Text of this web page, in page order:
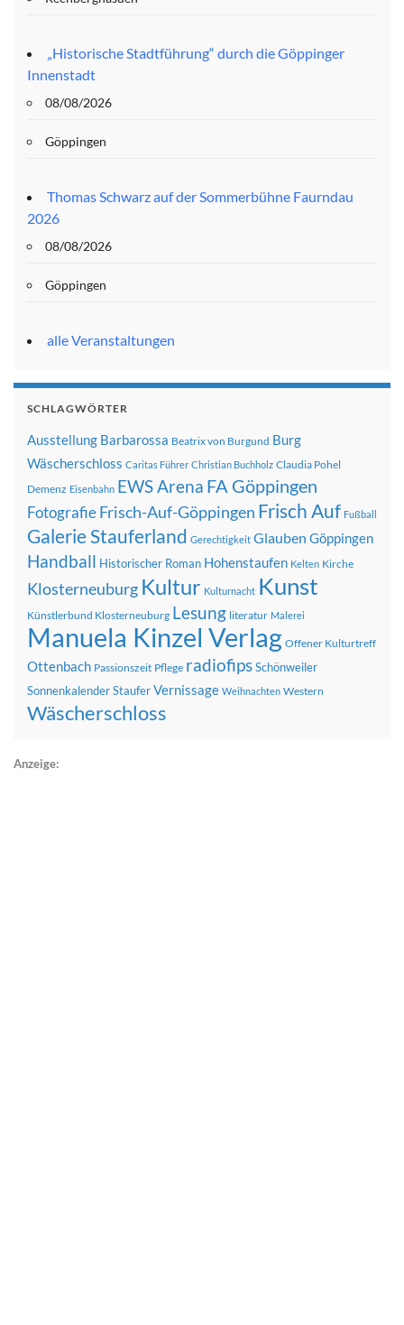
„Historische Stadtführung“ durch die Göppinger
Innenstadt
08/08/2026
Göppingen
Thomas Schwarz auf der Sommerbühne Faurndau
2026
08/08/2026
Göppingen
alle Veranstaltungen
SCHLAGWÖRTER
Ausstellung Barbarossa Beatrix von Burgund Burg
Wäscherschloss Caritas Führer Christian Buchholz Claudia Pohel
Demenz Eisenbahn EWS Arena FA Göppingen
FotografieFrisch-Auf-Göppingen Frisch Auf Fußball
Galerie Stauferland Gerechtigkeit Glauben Göppingen
Handball Historischer Roman Hohenstaufen Kelten Kirche
Klosterneuburg Kultur Kulturnacht Kunst
Künstlerbund Klosterneuburg Lesung literatur Malerei
Manuela Kinzel Verlag Offener Kulturtreff
Ottenbach Passionszeit Pflege radiofipsSchönweiler
SonnenkalenderStauferVernissage Weihnachten Western
Wäscherschloss
Anzeige: